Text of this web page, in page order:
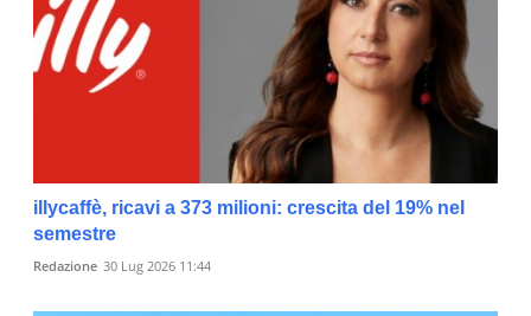
illycaffè, ricavi a 373 milioni: crescita del 19% nel
semestre
Redazione 30 Lug 2026 11:44